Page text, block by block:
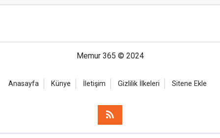
Memur 365 © 2024
Anasayfa Künye İletişim Gizlilik İlkeleri Sitene Ekle